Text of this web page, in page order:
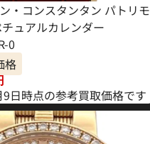
・コンスタンタン パトリモ
ュアルカレンダー
0
格
日時点の参考買取価格です